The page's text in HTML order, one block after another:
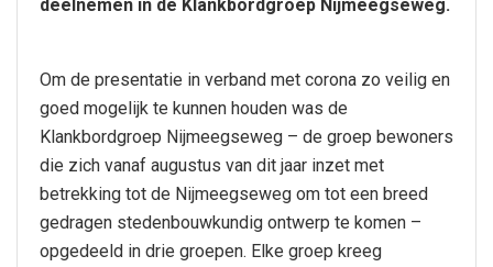
deelnemen in de Klankbordgroep Nijmeegseweg.
Om de presentatie in verband met corona zo veilig en
goed mogelijk te kunnen houden was de
Klankbordgroep Nijmeegseweg – de groep bewoners
die zich vanaf augustus van dit jaar inzet met
betrekking tot de Nijmeegseweg om tot een breed
gedragen stedenbouwkundig ontwerp te komen –
opgedeeld in drie groepen. Elke groep kreeg